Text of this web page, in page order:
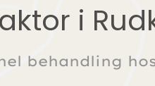
i
behandling